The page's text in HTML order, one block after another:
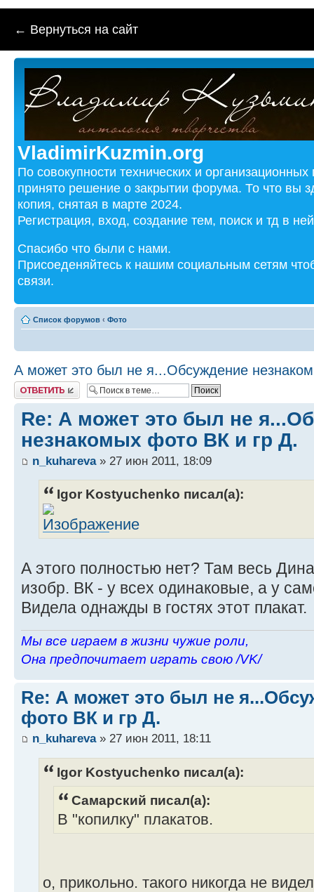
← Вернуться на сайт
VladimirKuzmin.org
По совокупности технических и
принято решение о закрытии форума. То что вы
копия, снятая в марте 2024.
Регистрация, вход, создание тем, поиск и тд в
Спасибо что были с нами.
Присоеденяйтесь к нашим социальным сетям
связи.
Список форумов ‹ Фото
А может это был не я...Обсуждение
Ответить
Re: А может это был не
незнакомых фото ВК и гр Д.
n_kuhareva» 27 июн 2011, 18:09
Igor Kostyuchenko писал(а):
А этого полностью нет? Там весь
изобр. ВК - у всех одинаковые, а у
Видела однажды в гостях этот плакат.
Мы все играем в жизни чужие роли,
Она предпочитает играть свою /VK/
Re: А может это был не
фото ВК и гр Д.
n_kuhareva» 27 июн 2011, 18:11
Igor Kostyuchenko писал(а):
Самарский писал(а):
В "копилку" плакатов.
о, прикольно. такого никогда не